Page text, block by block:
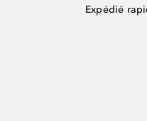
Expédié